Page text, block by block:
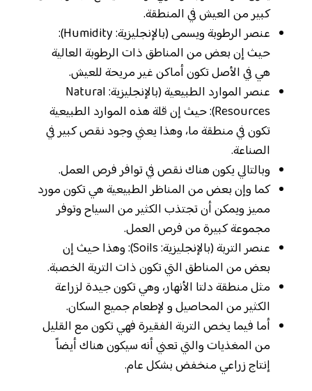
كبير من العيش في المنطقة.
عنصر الرطوبة ويسمى (بالإنجليزية: Humidity):
حيث إن بعض من المناطق ذات الرطوبة العالية
هي في الأصل تكون أماكن غير مريحة للعيش.
عنصر الموارد الطبيعية (بالإنجليزية: Natural
Resources): حيث إن قلة هذه الموارد الطبيعية
تكون في منطقة ما، وهذا يعني وجود نقص كبير في
الصناعة.
وبالتالي يكون هناك نقص في توافر فرص العمل.
كما وإن بعض من المناظر الطبيعية هي تكون مورد
مميز ويمكن أن تجتذب الكثير من السياح وتوفر
مجموعة كبيرة من فرص العمل.
عنصر التربة (بالإنجليزية: Soils): وهذا حيث إن
بعض من المناطق التي تكون ذات التربة الخصبة.
مثل منطقة دلتا الأنهار، وهي تكون جيدة لزراعة
الكثير من المحاصيل و لإطعام جميع السكان.
أما فيما يخص التربة الفقيرة فهي تكون مع القليل
من المغذيات والتي تعني أنه سيكون هناك أيضاً
إنتاج زراعي منخفض بشكل عام.